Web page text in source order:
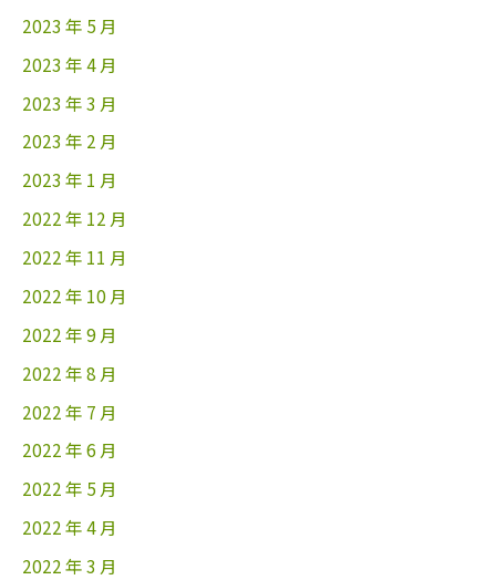
2023 年 5 月
2023 年 4 月
2023 年 3 月
2023 年 2 月
2023 年 1 月
2022 年 12 月
2022 年 11 月
2022 年 10 月
2022 年 9 月
2022 年 8 月
2022 年 7 月
2022 年 6 月
2022 年 5 月
2022 年 4 月
2022 年 3 月